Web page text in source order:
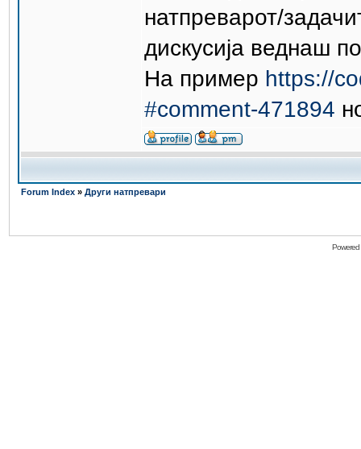
натпреварот/
дискусија веднаш
На пример https://
#comment-471894
Forum Index » Други натпревари